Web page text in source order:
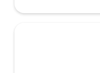
screen TV, and a
featuring side sea
4 chairs. This is the